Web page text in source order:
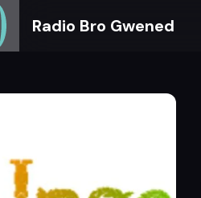
Radio Bro Gwened